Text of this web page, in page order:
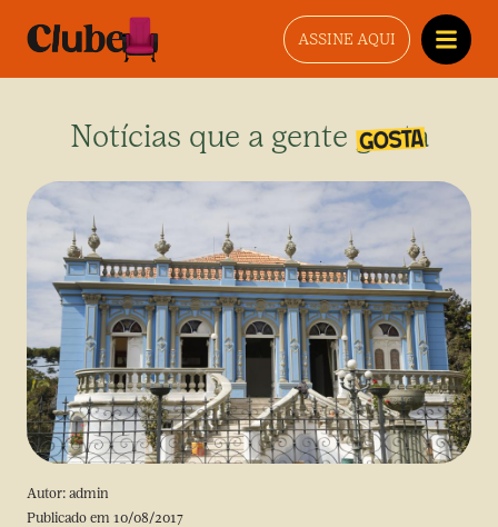
ASSINE AQUI
Notícias que a gente gosta
Autor: admin
Publicado em 10/08/2017